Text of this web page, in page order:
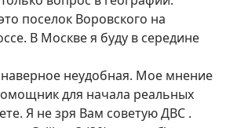
поселок Воровского на
В Москве я буду в середине
наверное неудобная. Мое мнение
для начала реальных
Я не зря Вам советую ДВС .